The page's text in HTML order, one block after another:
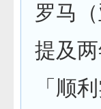
罗马
提及
「顺